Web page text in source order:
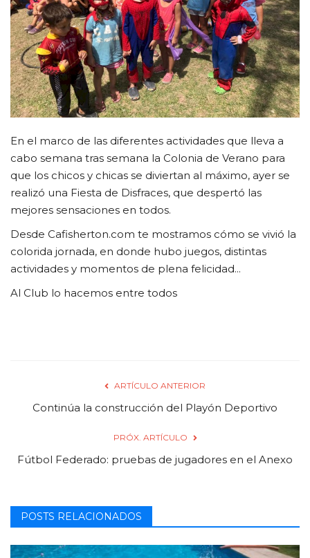
CLUB DE BENEFICIOS
Contacto
En el marco de las diferentes actividades que lleva a
cabo semana tras semana la Colonia de Verano para
que los chicos y chicas se diviertan al máximo, ayer se
realizó una Fiesta de Disfraces, que despertó las
mejores sensaciones en todos.
Desde Cafisherton.com te mostramos cómo se vivió la
colorida jornada, en donde hubo juegos, distintas
actividades y momentos de plena felicidad...
Al Club lo hacemos entre todos
ARTÍCULO ANTERIOR
Continúa la construcción del Playón Deportivo
PRÓX. ARTÍCULO
Fútbol Federado: pruebas de jugadores en el Anexo
POSTS RELACIONADOS